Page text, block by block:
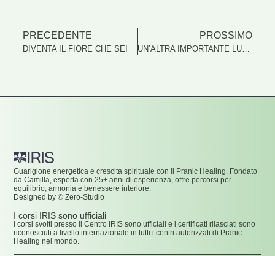
PRECEDENTE
DIVENTA IL FIORE CHE SEI
PROSSIMO
UN’ALTRA IMPORTANTE LUNA PIENA
Guarigione energetica e crescita spirituale con il Pranic Healing. Fondato
da Camilla, esperta con 25+ anni di esperienza, offre percorsi per
equilibrio, armonia e benessere interiore.
Designed by © Zero-Studio
I corsi IRIS sono ufficiali
I corsi svolti presso il Centro IRIS sono ufficiali e i certificati rilasciati sono
riconosciuti a livello internazionale in tutti i centri autorizzati di Pranic
Healing nel mondo.